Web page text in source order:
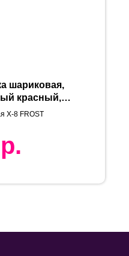
шариковая,
красный,
X-8 FROST
р.